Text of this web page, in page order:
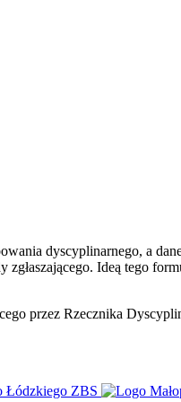
dyscyplinarnego, a
Ideą tego
przez Rzecznika